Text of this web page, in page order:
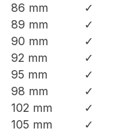
86 mm
✓
89 mm
✓
90 mm
✓
92 mm
✓
95 mm
✓
98 mm
✓
102 mm
✓
105 mm
✓